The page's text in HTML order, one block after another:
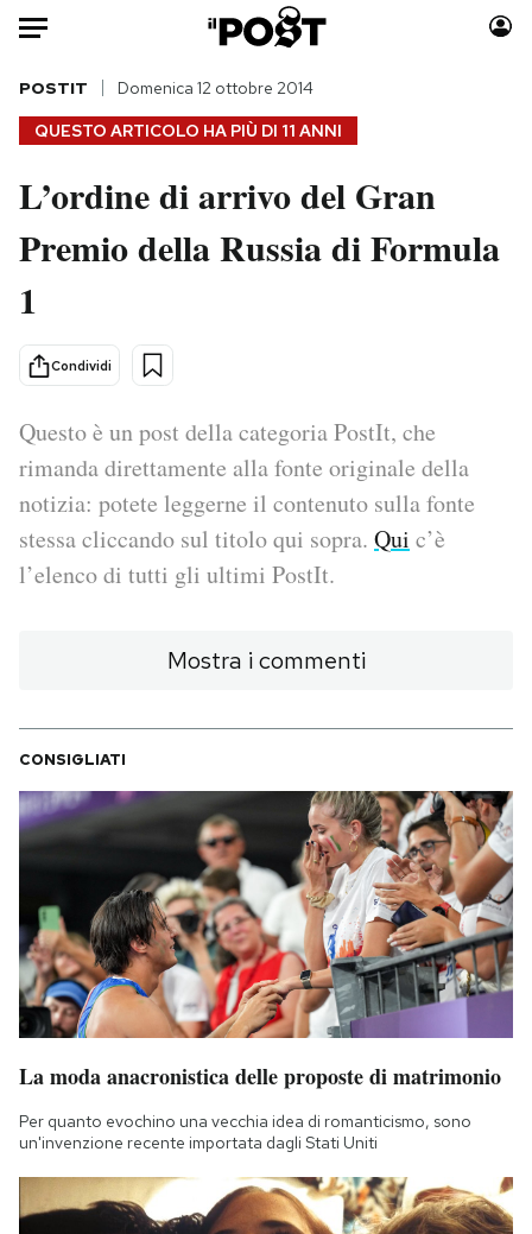
Auto
HOME
Italia
Politica
Scienza
Economia
Sport
Moda
Consumismi
Altrecose
Mondiali calcio 2026
PODCAST
NEWSLETTER
I MIEI PREFERITI
SHOP
CALENDARIO
AREA PERSONALE
Area Personale
Notifiche mobile
Regala il Post
Hai bisogno di aiuto?
Esci
QUESTO ARTICOLO HA PIÙ DI 11 ANNI
POSTIT Domenica 12 ottobre 2014
L’ordine di arrivo del Gran
Premio della Russia di Formula
1
Condividi
Questo è un post della categoria PostIt, che
rimanda direttamente alla fonte originale della
notizia: potete leggerne il contenuto sulla fonte
stessa cliccando sul titolo qui sopra. Qui c’è
l’elenco di tutti gli ultimi PostIt.
Mostra i commenti
CONSIGLIATI
La moda anacronistica delle proposte di matrimonio
Per quanto evochino una vecchia idea di romanticismo, sono
un'invenzione recente importata dagli Stati Uniti